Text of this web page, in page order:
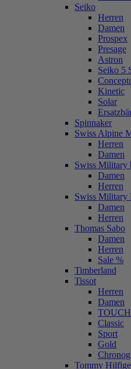
Seiko
Herren
Damen
Prospex
Presage
Astron
Seiko 5
Kinetic
Solar
Spinnaker
Swiss Alpine
Herren
Damen
Swiss Military
Damen
Herren
Swiss Military
Damen
Herren
Thomas Sabo
Damen
Herren
Sale %
Timberland
Tissot
Herren
Damen
TOUCH
Classic
Sport
Gold
Tommy